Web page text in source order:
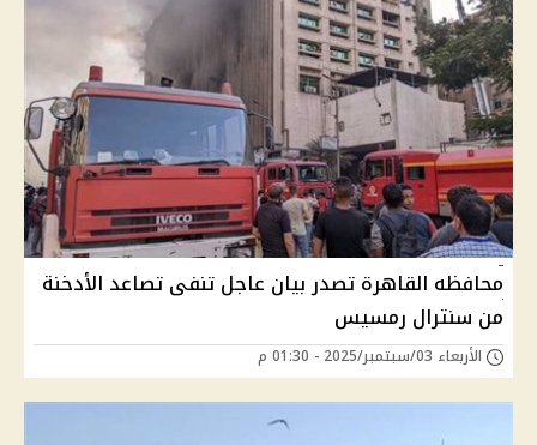
محافظه القاهرة تصدر بيان عاجل تنفى تصاعد الأدخنة
من سنترال رمسيس
الأربعاء 03/سبتمبر/2025 - 01:30 م